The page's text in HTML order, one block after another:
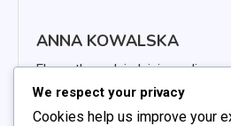
ANNA KOWALSKA
Ekspertka w dziedzinie analizy
specjalizująca się w wydarzeniach
szczególnie w kontekście FIFA
We respect your privacy
Cookies help us improve your